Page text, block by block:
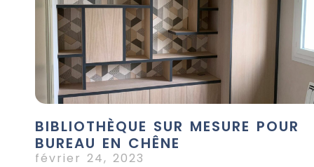
BIBLIOTHÈQUE SUR MESURE POUR
BUREAU EN CHÊNE
février 24, 2023